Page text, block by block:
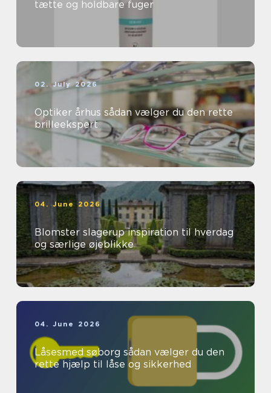
tætte og holdbare fuger
02. July 2026
Optiker århus sådan vælger du den rette
brilleekspert
04. June 2026
Blomster slagerup inspiration til hverdag
og særlige øjeblikke
04. June 2026
Låsesmed søborg sådan vælger du den
rette hjælp til låse og sikkerhed